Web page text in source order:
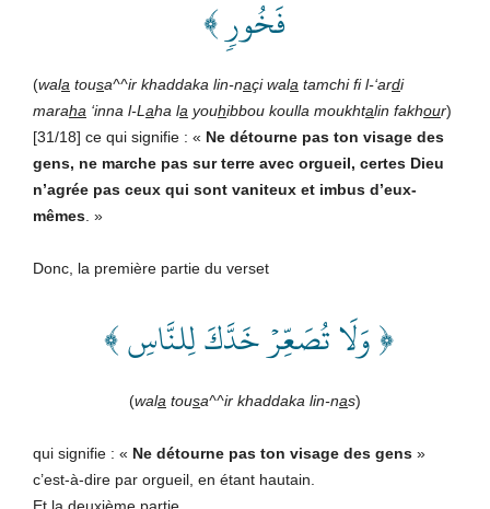
فَخُورٖ ﴾
(wala tousa^^ir khaddaka lin-naçi wala tamchi fi l-‘ardi
maraha ‘inna l-Laha la youhibbou koulla moukhtalin fakhour)
[31/18] ce qui signifie : « Ne détourne pas ton visage des
gens, ne marche pas sur terre avec orgueil, certes Dieu
n’agrée pas ceux qui sont vaniteux et imbus d’eux-
mêmes. »
Donc, la première partie du verset
﴿ وَلَا تُصَعِّرۡ خَدَّكَ لِلنَّاسِ ﴾
(wala tousa^^ir khaddaka lin-nas)
qui signifie : « Ne détourne pas ton visage des gens »
c’est-à-dire par orgueil, en étant hautain.